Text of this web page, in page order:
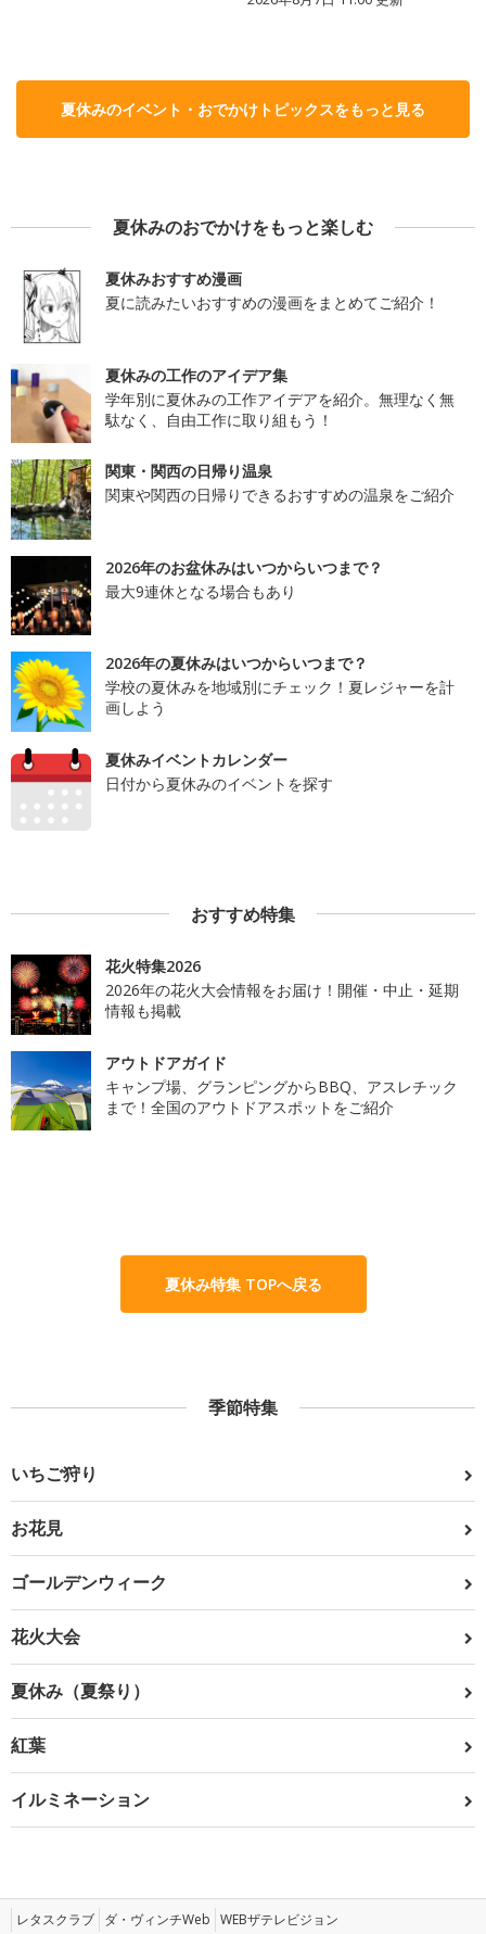
夏休みのイベント・おでかけトピックスをもっと見る
夏休みのおでかけをもっと楽しむ
夏休みおすすめ漫画
夏に読みたいおすすめの漫画をまとめてご紹介！
夏休みの工作のアイデア集
学年別に夏休みの工作アイデアを紹介。無理なく無
駄なく、自由工作に取り組もう！
関東・関西の日帰り温泉
関東や関西の日帰りできるおすすめの温泉をご紹介
2026年のお盆休みはいつからいつまで？
最大9連休となる場合もあり
2026年の夏休みはいつからいつまで？
学校の夏休みを地域別にチェック！夏レジャーを計
画しよう
夏休みイベントカレンダー
日付から夏休みのイベントを探す
おすすめ特集
花火特集2026
2026年の花火大会情報をお届け！開催・中止・延期
情報も掲載
アウトドアガイド
キャンプ場、グランピングからBBQ、アスレチック
まで！全国のアウトドアスポットをご紹介
夏休み特集 TOPへ戻る
季節特集
いちご狩り
お花見
ゴールデンウィーク
花火大会
夏休み（夏祭り）
紅葉
イルミネーション
レタスクラブ ダ・ヴィンチWeb WEBザテレビジョン